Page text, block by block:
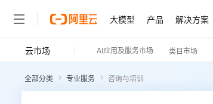
大模型 产品 解决方案
云市场 AI应用及服务市场 类目市场
全部分类 专业服务 咨询与培训